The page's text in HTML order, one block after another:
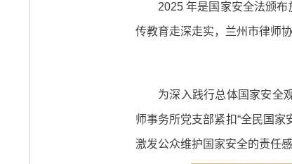
2025 年是国家安全法颁
传教育走深走实，兰州市律师
为深入践行总体国家安全
师事务所党支部紧扣“全民国家
激发公众维护国家安全的责任感